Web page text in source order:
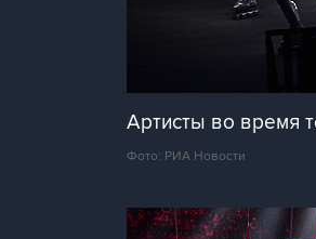
Артисты во время
Фото: РИА Новости